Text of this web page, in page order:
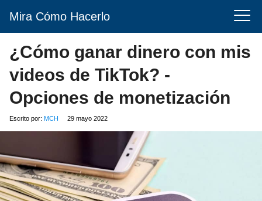
Mira Cómo Hacerlo
¿Cómo ganar dinero con mis
videos de TikTok? -
Opciones de monetización
Escrito por: MCH 29 mayo 2022